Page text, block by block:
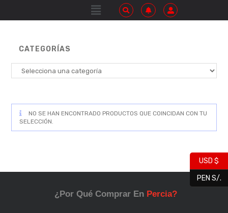
CATEGORÍAS
NO SE HAN ENCONTRADO PRODUCTOS QUE COINCIDAN CON TU
SELECCIÓN.
¿Por Qué Comprar En Percia?
USD $
PEN S/.